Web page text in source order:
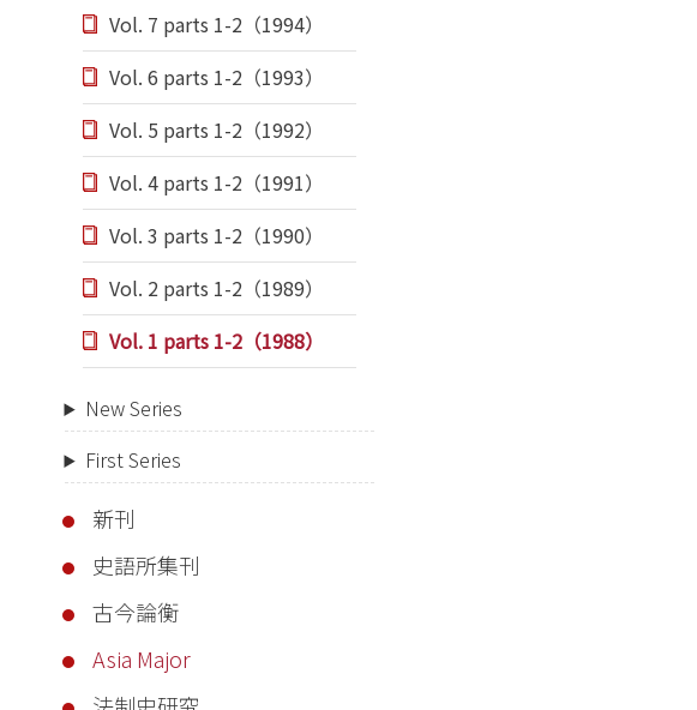
Vol. 7 parts 1-2（1994）
Vol. 6 parts 1-2（1993）
Vol. 5 parts 1-2（1992）
Vol. 4 parts 1-2（1991）
Vol. 3 parts 1-2（1990）
Vol. 2 parts 1-2（1989）
Vol. 1 parts 1-2（1988）
New Series
First Series
新刊
史語所集刊
古今論衡
Asia Major